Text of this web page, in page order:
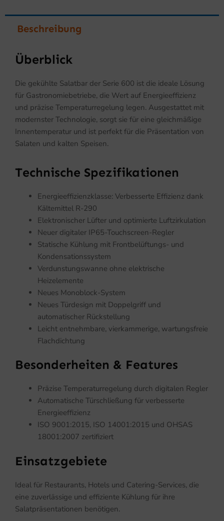
Beschreibung
Überblick
Die gekühlte Salatbar der Serie 600 ist die ideale Lösung
für Gastronomiebetriebe, die Wert auf Energieeffizienz
und präzise Temperaturregelung legen. Ausgestattet mit
modernster Technologie, sorgt sie für eine gleichmäßige
Innentemperatur und ist perfekt für die Präsentation von
Salaten und kalten Speisen.
Technische Spezifikationen
Energieeffizienzklasse: Verbesserte Effizienz dank
Kältemittel R-290
Elektronischer Lüfter und optimierte Luftzirkulation
Neuer digitaler IP65-Touchscreen-Regler
Statische Kühlung mit Frontbelüftungs- und
Kondensationssystem
Verdunstungswanne ohne elektrische
Heizelemente
Neues Monoblock-System
Neues Türdesign mit Doppelgriff und
automatischer Rückstellung
Leicht entnehmbare, vierkammerige, wartungsfreie
Flachdichtung
Besonderheiten & Features
Präzise Temperaturregelung durch digitalen Regler
Automatische Türschließung für verbesserte
Energieeffizienz
ISO 9001:2015, ISO 14001:2015 und OHSAS
18001:2007 zertifiziert
Einsatzgebiete
Ideal für Restaurants, Hotels und Catering-Services, die
eine zuverlässige und effiziente Kühlung für ihre
Salatpräsentationen benötigen.